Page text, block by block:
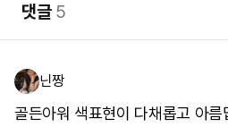
댓글5
닌짱
골든아워 색표현이 다채롭고 아름